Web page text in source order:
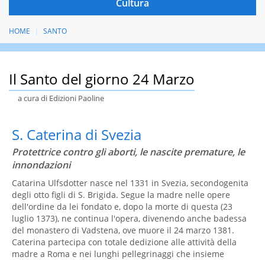
HOME SANTO
Il Santo del giorno 24 Marzo
a cura di Edizioni Paoline
S. Caterina di Svezia
Protettrice contro gli aborti, le nascite premature, le
innondazioni
Catarina Ulfsdotter nasce nel 1331 in Svezia, secondogenita
degli otto figli di S. Brigida. Segue la madre nelle opere
dell'ordine da lei fondato e, dopo la morte di questa (23
luglio 1373), ne continua l'opera, divenendo anche badessa
del monastero di Vadstena, ove muore il 24 marzo 1381.
Caterina partecipa con totale dedizione alle attività della
madre a Roma e nei lunghi pellegrinaggi che insieme